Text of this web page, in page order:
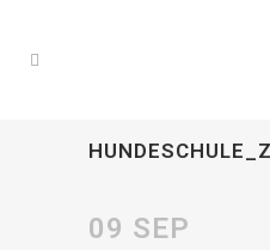
09 SEP